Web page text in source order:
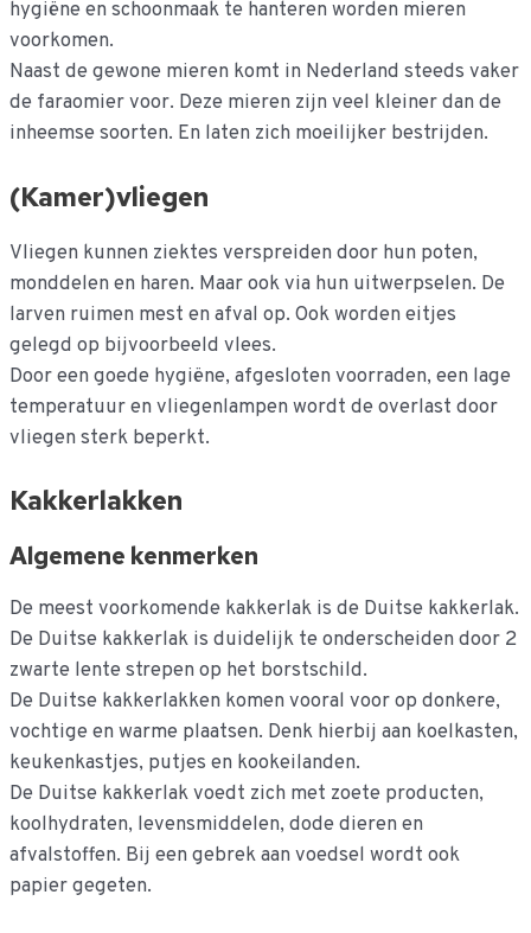
hygiëne en schoonmaak te hanteren worden mieren
voorkomen.
Naast de gewone mieren komt in Nederland steeds vaker
de faraomier voor. Deze mieren zijn veel kleiner dan de
inheemse soorten. En laten zich moeilijker bestrijden.
(Kamer)vliegen
Vliegen kunnen ziektes verspreiden door hun poten,
monddelen en haren. Maar ook via hun uitwerpselen. De
larven ruimen mest en afval op. Ook worden eitjes
gelegd op bijvoorbeeld vlees.
Door een goede hygiëne, afgesloten voorraden, een lage
temperatuur en vliegenlampen wordt de overlast door
vliegen sterk beperkt.
Kakkerlakken
Algemene kenmerken
De meest voorkomende kakkerlak is de Duitse kakkerlak.
De Duitse kakkerlak is duidelijk te onderscheiden door 2
zwarte lente strepen op het borstschild.
De Duitse kakkerlakken komen vooral voor op donkere,
vochtige en warme plaatsen. Denk hierbij aan koelkasten,
keukenkastjes, putjes en kookeilanden.
De Duitse kakkerlak voedt zich met zoete producten,
koolhydraten, levensmiddelen, dode dieren en
afvalstoffen. Bij een gebrek aan voedsel wordt ook
papier gegeten.